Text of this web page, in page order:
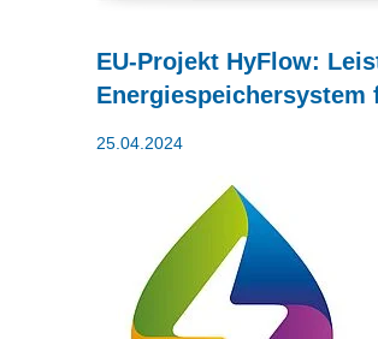
EU-Projekt HyFlow:
Energiespeichersystem
25.04.2024